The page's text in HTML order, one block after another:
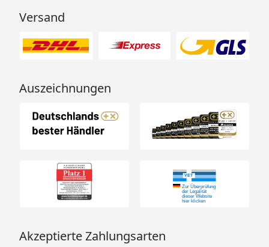
Versand
Auszeichnungen
Akzeptierte Zahlungsarten